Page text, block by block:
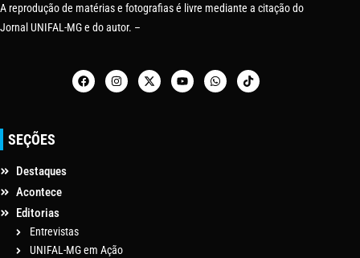
A reprodução de matérias e fotografias é livre mediante a citação do
Jornal UNIFAL-MG e do autor. –
SEÇÕES
Destaques
Acontece
Editorias
Entrevistas
UNIFAL-MG em Ação